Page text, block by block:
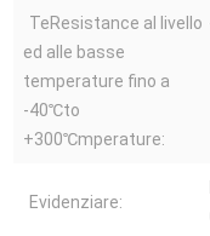
TeResistance al livello
ed alle basse
temperature fino a
-40℃to
+300℃mperature:
Evidenziare: